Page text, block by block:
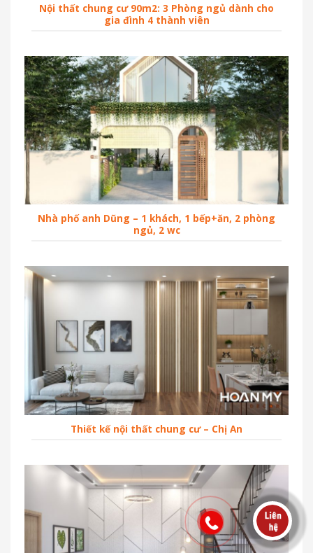
Nội thất chung cư 90m2: 3 Phòng ngủ dành cho
gia đình 4 thành viên
Nhà phố anh Dũng – 1 khách, 1 bếp+ăn, 2 phòng
ngủ, 2 wc
Thiết kế nội thất chung cư – Chị An